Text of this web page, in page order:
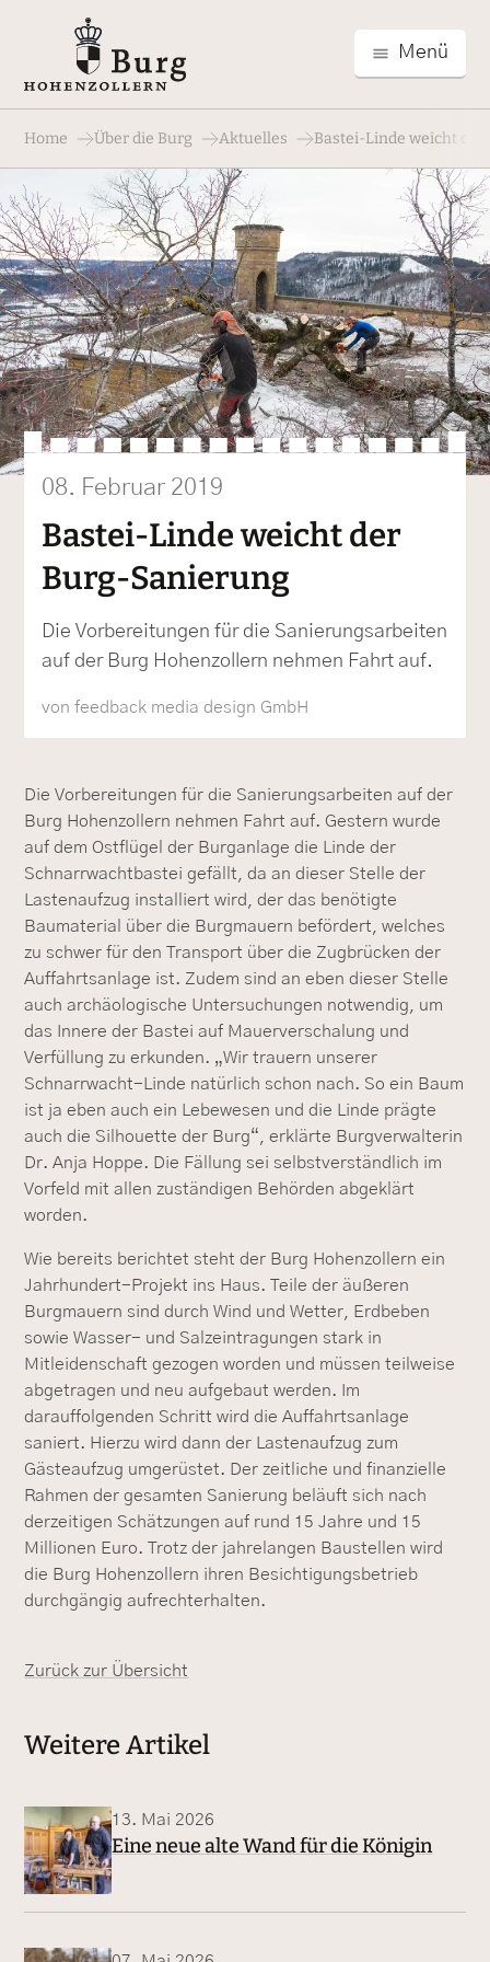
Menü
Home Über die Burg Aktuelles Bastei-Linde weicht
08. Februar 2019
Bastei-Linde weicht der
Burg-Sanierung
Die Vorbereitungen für die Sanierungsarbeiten
auf der Burg Hohenzollern nehmen Fahrt auf.
von feedback media design GmbH
Die Vorbereitungen für die Sanierungsarbeiten auf der
Burg Hohenzollern nehmen Fahrt auf. Gestern wurde
auf dem Ostflügel der Burganlage die Linde der
Schnarrwachtbastei gefällt, da an dieser Stelle der
Lastenaufzug installiert wird, der das benötigte
Baumaterial über die Burgmauern befördert, welches
zu schwer für den Transport über die Zugbrücken der
Auffahrtsanlage ist. Zudem sind an eben dieser Stelle
auch archäologische Untersuchungen notwendig, um
das Innere der Bastei auf Mauerverschalung und
Verfüllung zu erkunden. „Wir trauern unserer
Schnarrwacht-Linde natürlich schon nach. So ein Baum
ist ja eben auch ein Lebewesen und die Linde prägte
auch die Silhouette der Burg“, erklärte Burgverwalterin
Dr. Anja Hoppe. Die Fällung sei selbstverständlich im
Vorfeld mit allen zuständigen Behörden abgeklärt
worden.
Wie bereits berichtet steht der Burg Hohenzollern ein
Jahrhundert-Projekt ins Haus. Teile der äußeren
Burgmauern sind durch Wind und Wetter, Erdbeben
sowie Wasser- und Salzeintragungen stark in
Mitleidenschaft gezogen worden und müssen teilweise
abgetragen und neu aufgebaut werden. Im
darauffolgenden Schritt wird die Auffahrtsanlage
saniert. Hierzu wird dann der Lastenaufzug zum
Gästeaufzug umgerüstet. Der zeitliche und finanzielle
Rahmen der gesamten Sanierung beläuft sich nach
derzeitigen Schätzungen auf rund 15 Jahre und 15
Millionen Euro. Trotz der jahrelangen Baustellen wird
die Burg Hohenzollern ihren Besichtigungsbetrieb
durchgängig aufrechterhalten.
Zurück zur Übersicht
Weitere Artikel
13. Mai 2026
Eine neue alte Wand für die Königin